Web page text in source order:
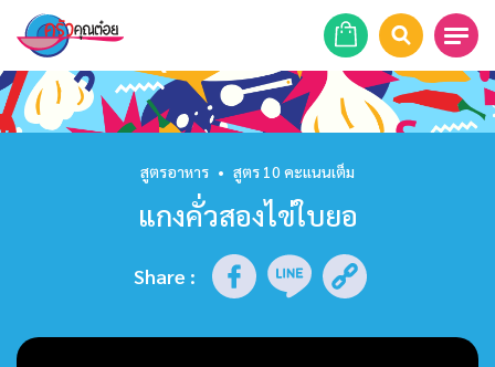
หน้าแรก
รายการย้อนหลัง
สูตรอาหาร • สูตร 10 คะแนนเต็ม
แกงคั่วสองไข่ใบยอ
Share :